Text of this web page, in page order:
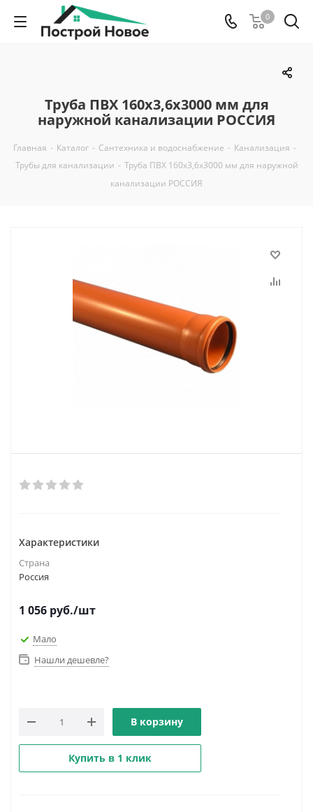
0
Труба ПВХ 160х3,6х3000 мм для
наружной канализации РОССИЯ
Главная - Каталог - Сантехника и водоснабжение - Канализация -
Трубы для канализации - Труба ПВХ 160х3,6х3000 мм для наружной
канализации РОССИЯ
Характеристики
Страна
Россия
1 056 руб./шт
Мало
Нашли дешевле?
В корзину
Купить в 1 клик